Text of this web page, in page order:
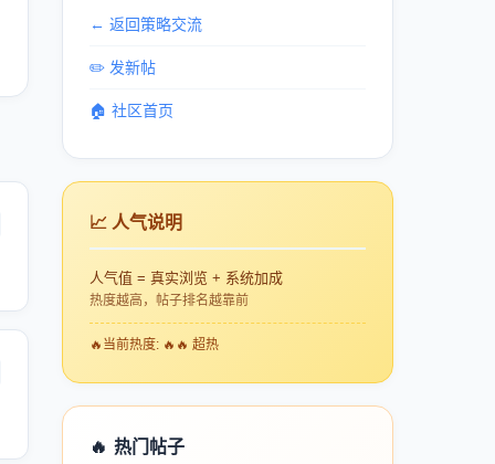
← 返回策略交流
✏️ 发新帖
🏠 社区首页
📈 人气说明
人气值 = 真实浏览 + 系统加成
热度越高，帖子排名越靠前
🔥 当前热度: 🔥🔥 超热
🔥 热门帖子